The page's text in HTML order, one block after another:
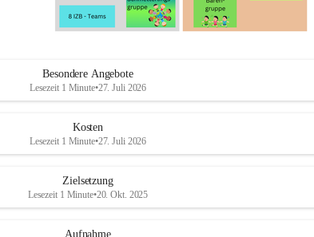
Besondere Angebote
Lesezeit 1 Minute•27. Juli 2026
Kosten
Lesezeit 1 Minute•27. Juli 2026
Zielsetzung
Lesezeit 1 Minute•20. Okt. 2025
Aufnahme